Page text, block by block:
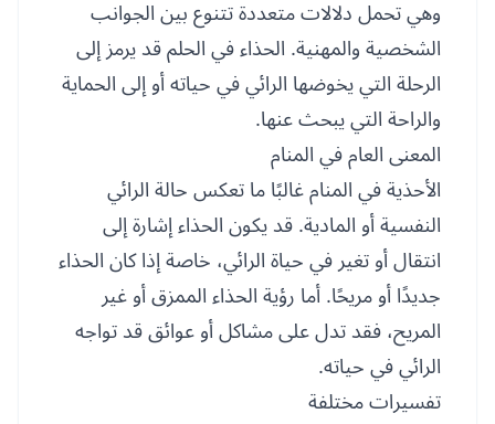
وهي تحمل دلالات متعددة تتنوع بين الجوانب
الشخصية والمهنية. الحذاء في الحلم قد يرمز إلى
الرحلة التي يخوضها الرائي في حياته أو إلى الحماية
والراحة التي يبحث عنها.
المعنى العام في المنام
الأحذية في المنام غالبًا ما تعكس حالة الرائي
النفسية أو المادية. قد يكون الحذاء إشارة إلى
انتقال أو تغير في حياة الرائي، خاصة إذا كان الحذاء
جديدًا أو مريحًا. أما رؤية الحذاء الممزق أو غير
المريح، فقد تدل على مشاكل أو عوائق قد تواجه
الرائي في حياته.
تفسيرات مختلفة